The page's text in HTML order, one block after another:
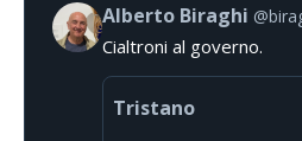
Alberto Biraghi
Cialtroni al governo.
Tristano